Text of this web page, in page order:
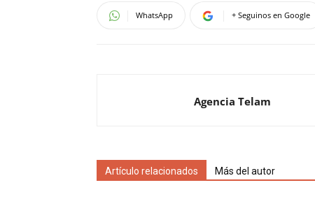
WhatsApp + Seguinos en Google
Agencia Telam
Artículo relacionados Más del autor